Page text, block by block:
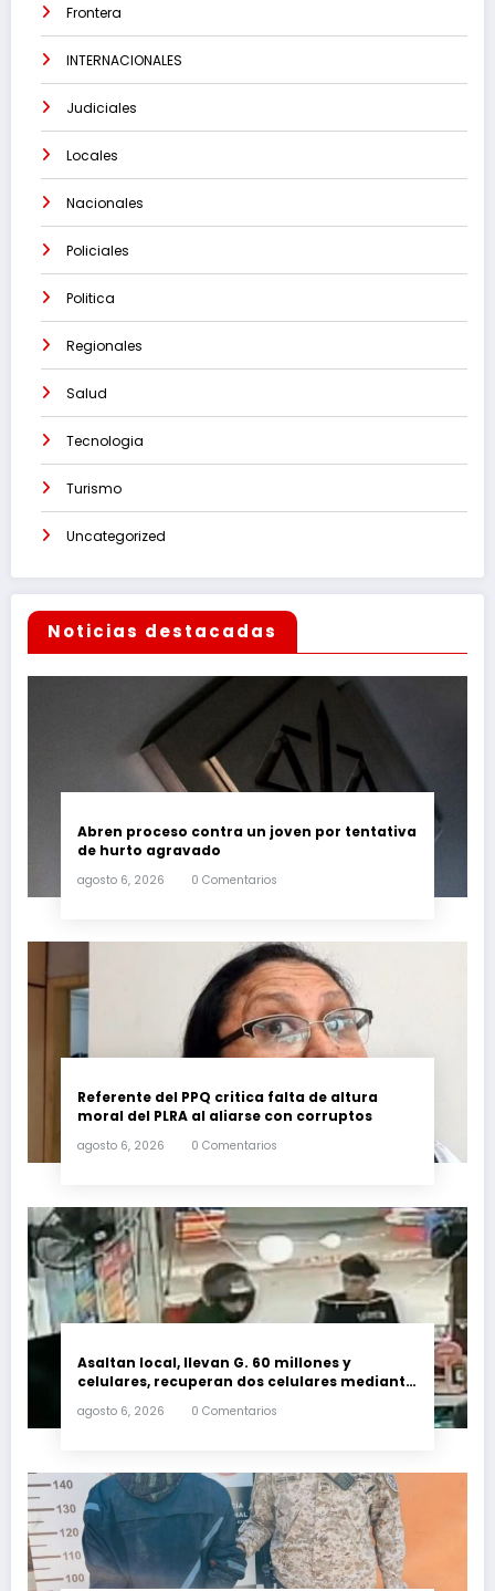
Frontera
INTERNACIONALES
Judiciales
Locales
Nacionales
Policiales
Politica
Regionales
Salud
Tecnologia
Turismo
Uncategorized
Noticias destacadas
Abren proceso contra un joven por tentativa
de hurto agravado
agosto 6, 2026 0 Comentarios
Referente del PPQ critica falta de altura
moral del PLRA al aliarse con corruptos
agosto 6, 2026 0 Comentarios
Asaltan local, llevan G. 60 millones y
celulares, recuperan dos celulares mediante
agosto 6, 2026 0 Comentarios